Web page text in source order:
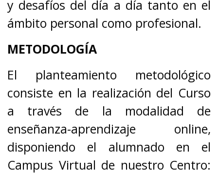
y desafíos del día a día tanto en el
ámbito personal como profesional.
METODOLOGÍA
El planteamiento metodológico
consiste en la realización del Curso
a través de la modalidad de
enseñanza-aprendizaje online,
disponiendo el alumnado en el
Campus Virtual de nuestro Centro: